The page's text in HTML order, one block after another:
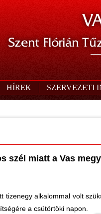
Szent Flórián
HÍREK SZERVEZETI
szél miatt a Vas
tizenegy alkalommal volt
a csütörtöki napon.